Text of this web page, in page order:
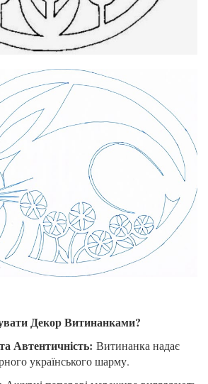
Декор Витинанками?
Автентичність: Витинанка надає
українського шарму.